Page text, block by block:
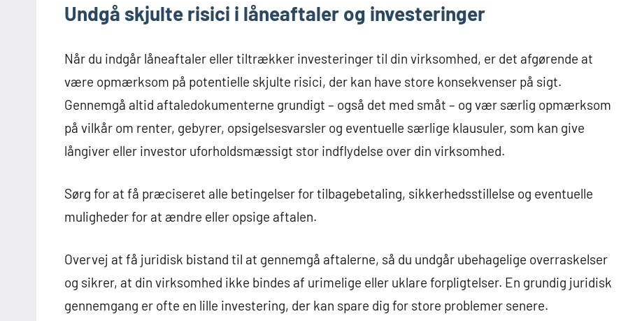
Undgå skjulte risici i låneaftaler og investeringer
Når du indgår låneaftaler eller tiltrækker investeringer til din virksomhed, er det afgørende at
være opmærksom på potentielle skjulte risici, der kan have store konsekvenser på sigt.
Gennemgå altid aftaledokumenterne grundigt – også det med småt – og vær særlig opmærksom
på vilkår om renter, gebyrer, opsigelsesvarsler og eventuelle særlige klausuler, som kan give
långiver eller investor uforholdsmæssigt stor indflydelse over din virksomhed.
Sørg for at få præciseret alle betingelser for tilbagebetaling, sikkerhedsstillelse og eventuelle
muligheder for at ændre eller opsige aftalen.
Overvej at få juridisk bistand til at gennemgå aftalerne, så du undgår ubehagelige overraskelser
og sikrer, at din virksomhed ikke bindes af urimelige eller uklare forpligtelser. En grundig juridisk
gennemgang er ofte en lille investering, der kan spare dig for store problemer senere.